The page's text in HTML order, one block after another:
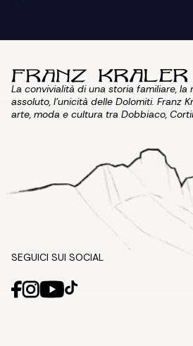
La convivialità di una storia familiare, la
assoluto, l'unicità delle Dolomiti. Franz
arte, moda e cultura tra Dobbiaco,
SEGUICI SUI SOCIAL